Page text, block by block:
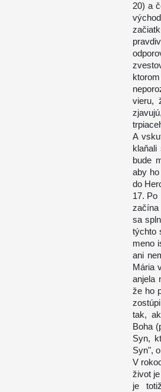
20) a
vieru,
A
bude
aby
do
17. Po
začína
sa
týchto
meno
ani
Mária
anjela
že ho
tak,
Boha
Syn,
Syn",
V
život
je